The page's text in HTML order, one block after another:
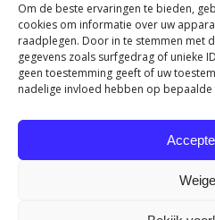
Om de beste ervaringen te bieden,
cookies om informatie over uw
raadplegen. Door in te stemmen met
gegevens zoals surfgedrag of unieke
geen toestemming geeft of uw
nadelige invloed hebben op